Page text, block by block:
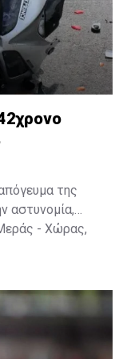
της
αστυνομία,
- Χώρας,
δυστυχήματος